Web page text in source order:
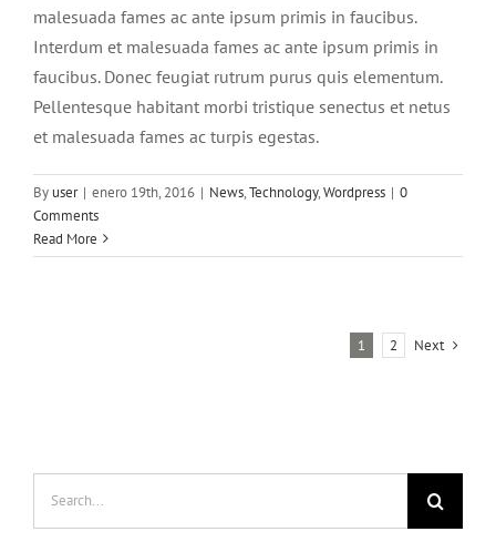
malesuada fames ac ante ipsum primis in faucibus.
Interdum et malesuada fames ac ante ipsum primis in
faucibus. Donec feugiat rutrum purus quis elementum.
Pellentesque habitant morbi tristique senectus et netus
et malesuada fames ac turpis egestas.
By user | enero 19th, 2016 | News,Technology,Wordpress | 0
Comments
Read More
1 2 Next